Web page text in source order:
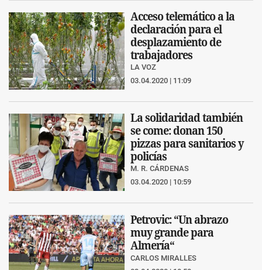
Acceso telemático a la
declaración para el
desplazamiento de
trabajadores
LA VOZ
03.04.2020 | 11:09
La solidaridad también
se come: donan 150
pizzas para sanitarios y
policías
M. R. CÁRDENAS
03.04.2020 | 10:59
Petrovic: “Un abrazo
muy grande para
Almería“
CARLOS MIRALLES